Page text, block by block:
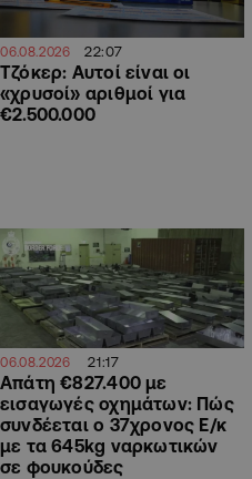
06.08.2026 22:07
Τζόκερ: Αυτοί είναι οι
«χρυσοί» αριθμοί για
€2.500.000
06.08.2026 21:17
Απάτη €827.400 με
εισαγωγές οχημάτων: Πώς
συνδέεται ο 37χρονος Ε/κ
με τα 645kg ναρκωτικών
σε φουκούδες